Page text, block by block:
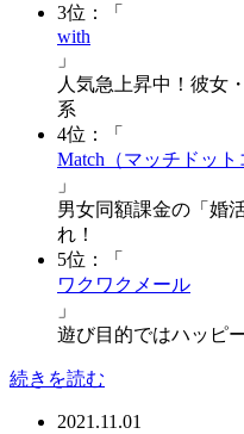
3位：「
with
」
人気急上昇中！彼女
系
4位：「
Match（マッチドット
」
男女同額課金の「婚
れ！
5位：「
ワクワクメール
」
遊び目的ではハッピ
続きを読む
2021.11.01